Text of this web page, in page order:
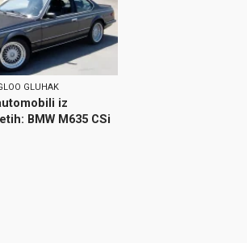
GLUHAK
iz
BMW M635 CSi